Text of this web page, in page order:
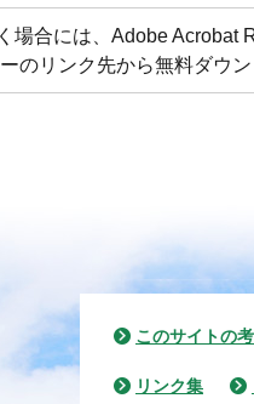
場合には、Adobe Acrobat
のリンク先から無料ダウン
このサイトの
リンク集